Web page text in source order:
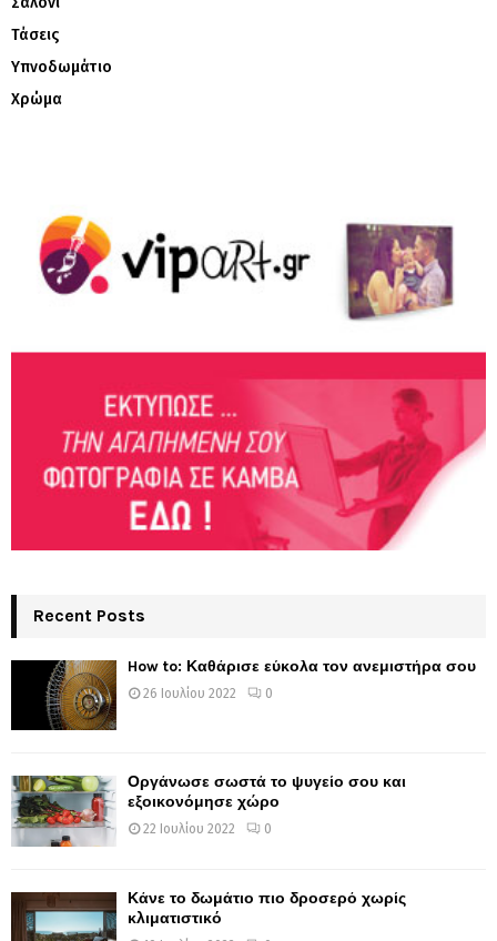
Τάσεις
Υπνοδωμάτιο
Χρώμα
Recent Posts
How to: Καθάρισε εύκολα τον ανεμιστήρα σου
26 Ιουλίου 2022 0
Οργάνωσε σωστά το ψυγείο σου και
εξοικονόμησε χώρο
22 Ιουλίου 2022 0
Κάνε το δωμάτιο πιο δροσερό χωρίς
κλιματιστικό